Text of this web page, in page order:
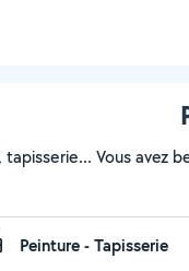
Vous avez